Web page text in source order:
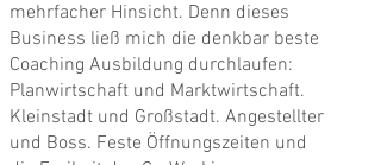
mehrfacher Hinsicht. Denn dieses
Business ließ mich die denkbar beste
Coaching Ausbildung durchlaufen:
Planwirtschaft und Marktwirtschaft.
Kleinstadt und Großstadt. Angestellter
und Boss. Feste Öffnungszeiten und